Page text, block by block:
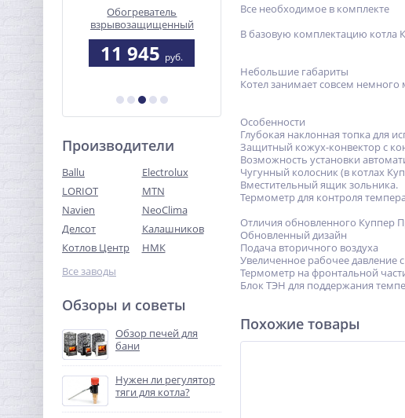
Обогреватель
взрывозащищенный
ОВЭ-4-2,0 кВт
11 945 руб.
Конвектор электрический
Производители
Ballu
Electrolux
LORIOT
MTN
Navien
NeoClima
Делсот
Калашников
Котлов Центр
НМК
Все заводы
Обзоры и советы
Обзор печей для
бани
Нужен ли регулятор
тяги для котла?
Все необходимое в комплекте
В базовую комплектацию котла
Небольшие габариты
Котел занимает совсем
Особенности
Глубокая наклонная топка для
Защитный кожух-конвектор с
Возможность установки
Чугунный колосник (в котлах
Вместительный ящик зольника.
Термометр для контроля
Отличия обновленного Куппер
Обновленный дизайн
Подача вторичного воздуха
Увеличенное рабочее давление
Термометр на фронтальной
Блок ТЭН для поддержания
Похожие товары